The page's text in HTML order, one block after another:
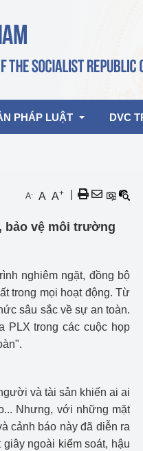
động của Lãnh đạo Bộ
báo
cáo báo chí
Thủy sản
PHÁP LUẬT DVC
A- A A+
bảo vệ môi trường
nghiêm ngặt, đồng bộ
trong mọi hoạt động. Từ
sâu sắc về sự an toàn.
PLX trong các cuộc họp
và tài sản khiến ai ai
Nhưng, với những mặt
cảnh báo này đã diễn ra
ngoài kiểm soát, hậu